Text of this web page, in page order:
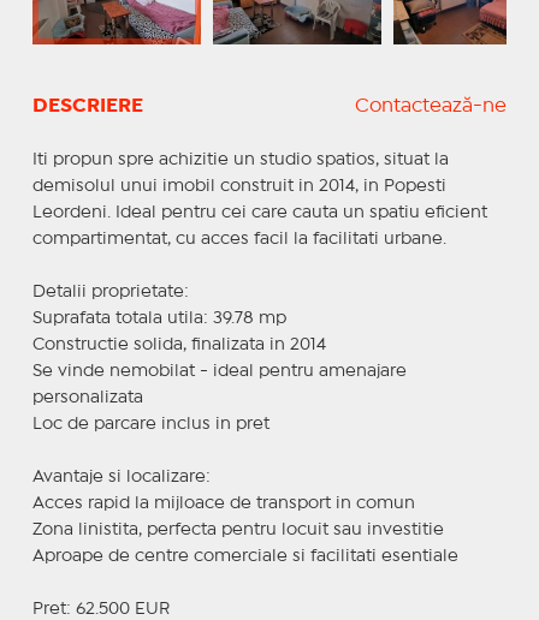
DESCRIERE Contactează-ne
Iti propun spre achizitie un studio spatios, situat la
demisolul unui imobil construit in 2014, in Popesti
Leordeni. Ideal pentru cei care cauta un spatiu eficient
compartimentat, cu acces facil la facilitati urbane.
Detalii proprietate:
Suprafata totala utila: 39.78 mp
Constructie solida, finalizata in 2014
Se vinde nemobilat - ideal pentru amenajare
personalizata
Loc de parcare inclus in pret
Avantaje si localizare:
Acces rapid la mijloace de transport in comun
Zona linistita, perfecta pentru locuit sau investitie
Aproape de centre comerciale si facilitati esentiale
Pret: 62.500 EUR